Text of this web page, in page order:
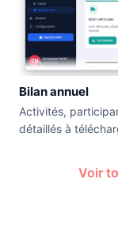
Bilan annuel
Activités,
détaillés à
Voir